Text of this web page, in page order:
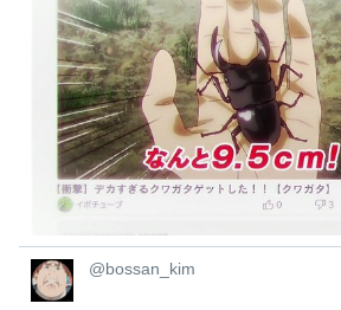
@bossan_kim